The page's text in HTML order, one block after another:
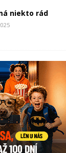
niekto rád